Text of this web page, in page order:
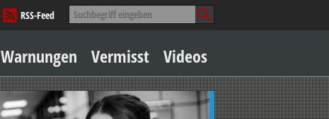
Suche
nach:
RSS-Feed
Inhalt
springen
Warnungen Vermisst Videos